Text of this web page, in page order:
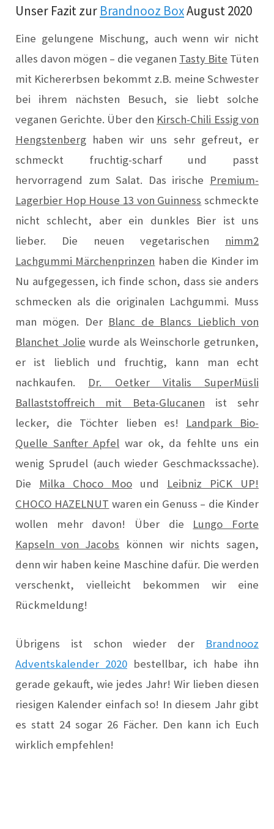
Unser Fazit zur Brandnooz BoxAugust 2020
Eine gelungene Mischung, auch wenn wir nicht
alles davon mögen – die veganen Tasty Bite Tüten
mit Kichererbsen bekommt z.B. meine Schwester
bei ihrem nächsten Besuch, sie liebt solche
veganen Gerichte. Über den Kirsch-Chili Essig von
Hengstenberg haben wir uns sehr gefreut, er
schmeckt fruchtig-scharf und passt
hervorragend zum Salat. Das irische Premium-
Lagerbier Hop House 13 von Guinness schmeckte
nicht schlecht, aber ein dunkles Bier ist uns
lieber. Die neuen vegetarischen nimm2
Lachgummi Märchenprinzen haben die Kinder im
Nu aufgegessen, ich finde schon, dass sie anders
schmecken als die originalen Lachgummi. Muss
man mögen. Der Blanc de Blancs Lieblich von
Blanchet Jolie wurde als Weinschorle getrunken,
er ist lieblich und fruchtig, kann man echt
nachkaufen. Dr. Oetker Vitalis SuperMüsli
Ballaststoffreich mit Beta-Glucanen ist sehr
lecker, die Töchter lieben es! Landpark Bio-
Quelle Sanfter Apfel war ok, da fehlte uns ein
wenig Sprudel (auch wieder Geschmackssache).
Die Milka Choco Moo und Leibniz PiCK UP!
CHOCO HAZELNUT waren ein Genuss – die Kinder
wollen mehr davon! Über die Lungo Forte
Kapseln von Jacobs können wir nichts sagen,
denn wir haben keine Maschine dafür. Die werden
verschenkt, vielleicht bekommen wir eine
Rückmeldung!
Übrigens ist schon wieder der Brandnooz
Adventskalender 2020 bestellbar, ich habe ihn
gerade gekauft, wie jedes Jahr! Wir lieben diesen
riesigen Kalender einfach so! In diesem Jahr gibt
es statt 24 sogar 26 Fächer. Den kann ich Euch
wirklich empfehlen!